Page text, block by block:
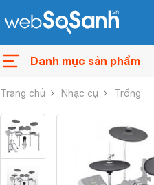
Danh mục sản phẩm
Trang chủ Nhạc cụ Trống